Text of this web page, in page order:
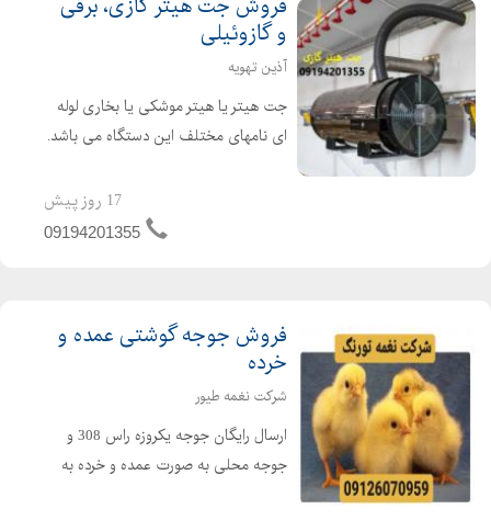
فروش جت هیتر گازی، برقی
و گازوئیلی
آذین تهویه
جت هیتر یا هیتر موشکی یا بخاری لوله
ای نامهای مختلف این دستگاه می باشد.
گرم کردن سالن های تولید ، دامداری ها،
مرغداری ها و گلخانه ها می باشد. از جت
17 روز پیش
09194201355
فروش جوجه گوشتی عمده و
خرده
شرکت نغمه طیور
ارسال رایگان جوجه یکروزه راس 308 و
جوجه محلی به صورت عمده و خرده به